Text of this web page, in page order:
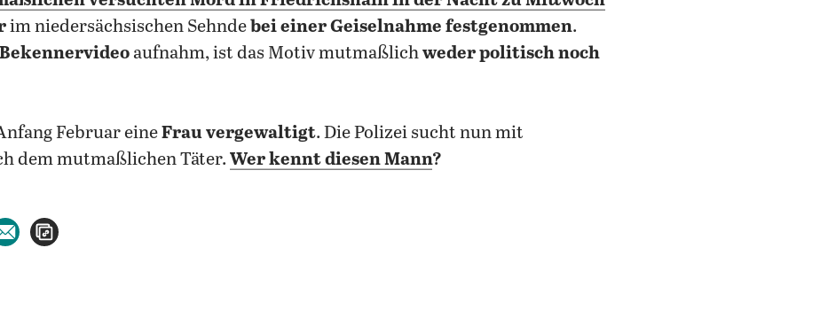
im niedersächsischen Sehndebei einer Geiselnahme festgenommen.
Bekennervideo aufnahm, ist das Motiv mutmaßlichweder politisch noch
Februar eineFrau vergewaltigt. Die Polizei sucht nun mit
dem mutmaßlichen Täter. Wer kennt diesen Mann?
WhatsApp teilen
per E-Mail teilen